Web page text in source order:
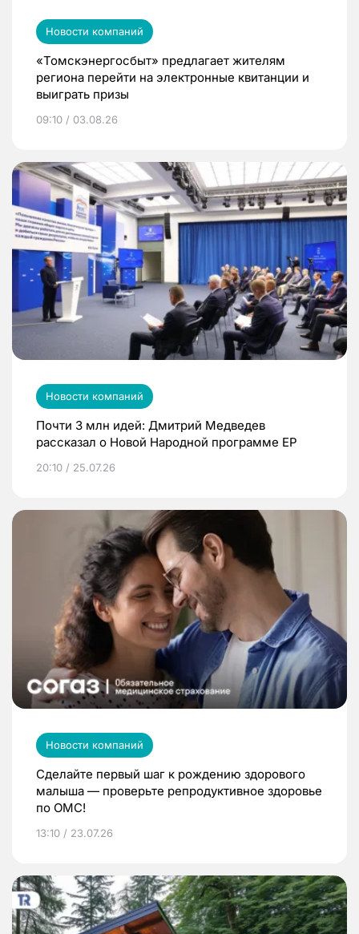
Новости компаний
«Томскэнергосбыт» предлагает жителям
региона перейти на электронные квитанции и
выиграть призы
09:10 / 03.08.26
Новости компаний
Почти 3 млн идей: Дмитрий Медведев
рассказал о Новой Народной программе ЕР
20:10 / 25.07.26
Новости компаний
Сделайте первый шаг к рождению здорового
малыша — проверьте репродуктивное здоровье
по ОМС!
13:10 / 23.07.26